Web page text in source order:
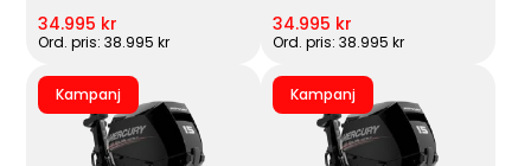
34.995 kr
Ord. pris: 38.995 kr
34.995 kr
Ord. pris: 38.995 kr
Kampanj Kampanj